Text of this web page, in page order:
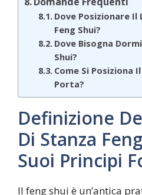
Dove Posizionare
Feng Shui?
Dove Bisogna
Shui?
Come Si Posiziona
Porta?
Definizione
Di Stanza
Suoi Principi
Il feng shui è un’antica